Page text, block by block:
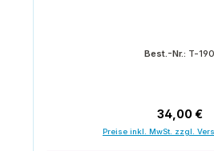
Best.-Nr.: T-190
Regulärer
34,00 €
Preise inkl. MwSt. zzgl.